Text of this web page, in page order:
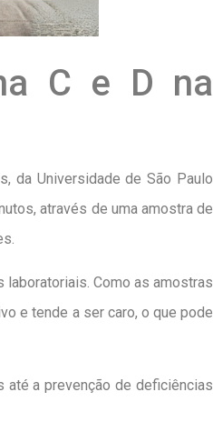
C e D na
da Universidade de São Paulo
através de uma amostra de
laboratoriais. Como as amostras
e tende a ser caro, o que pode
a prevenção de deficiências